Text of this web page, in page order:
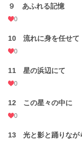
９ あふれる記憶
0
10 流れに身を任せて
0
11 星の浜辺にて
0
12 この星々の中に
0
13 光と影と踊りなが